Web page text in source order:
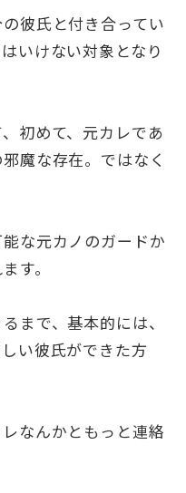
彼氏と付き合ってい
いけない対象となり
初めて、元カレであ
魔な存在。ではなく
な元カノのガードか
す。
まで、基本的には、
い彼氏ができた方
なんかともっと連絡